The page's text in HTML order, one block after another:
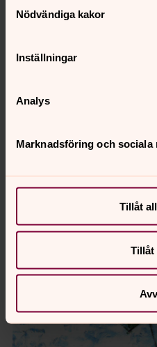
Nödvändiga kakor
Inställningar
Analys
Marknadsföring och sociala
Tillåt
Tillåt